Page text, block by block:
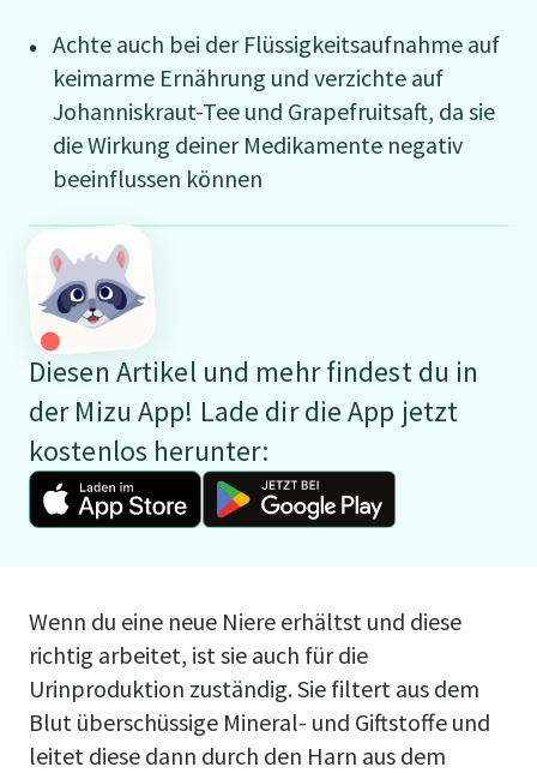
Achte auch bei der Flüssigkeitsaufnahme auf
keimarme Ernährung und verzichte auf
Johanniskraut-Tee und Grapefruitsaft, da sie
die Wirkung deiner Medikamente negativ
beeinflussen können
Diesen Artikel und mehr findest du in
der Mizu App! Lade dir die App jetzt
kostenlos herunter:
Wenn du eine neue Niere erhältst und diese
richtig arbeitet, ist sie auch für die
Urinproduktion zuständig. Sie filtert aus dem
Blut überschüssige Mineral- und Giftstoffe und
leitet diese dann durch den Harn aus dem